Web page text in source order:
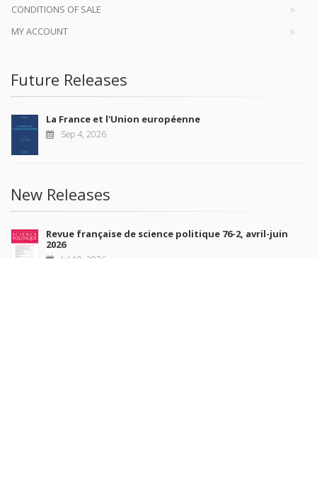
CONDITIONS OF SALE
MY ACCOUNT
Future Releases
La France et l'Union européenne
Sep 4, 2026
New Releases
Revue française de science politique 76-2, avril-juin
2026
Jul 10, 2026